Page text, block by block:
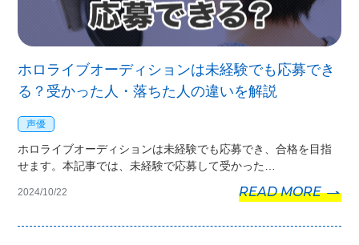
ホロライブオーディションは未経験でも応募でき
る？受かった人・落ちた人の違いを解説
声優
ホロライブオーディションは未経験でも応募でき、合格を目指
せます。本記事では、未経験で応募して受かった…
2024/10/22 READ MORE